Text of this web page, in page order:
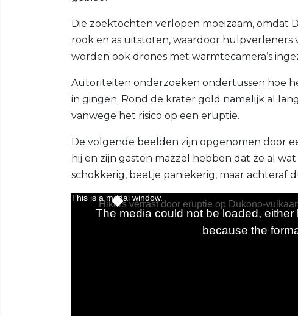
Die zoektochten verlopen moeizaam, omdat
rook en as uitstoten, waardoor
worden ook drones met warmtecamera’s
Autoriteiten onderzoeken ondertussen hoe
in gingen. Rond de krater gold namelijk al
vanwege het risico op een eruptie.
De volgende beelden zijn opgenomen door
hij en zijn gasten mazzel hebben dat ze al
schokkerig, beetje paniekerig, maar achteraf